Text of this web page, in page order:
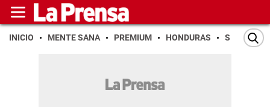
INICIO MENTE SANA PREMIUM HONDURAS SAN PEDRO